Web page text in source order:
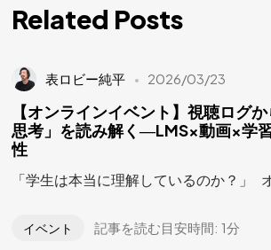
Related Posts
表ロビー純平 2026/03/23
【オンラインイベント】視聴ログ
思考」を読み解く―LMS×動画×学
性
「学生は本当に理解しているのか？」
イベント 記事を読む目安時間: 1分